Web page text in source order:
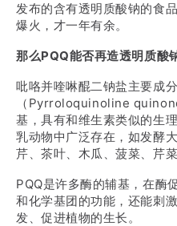
发布的含有透明质酸钠的食
爆火，才一年有余。
那么PQQ能否再造透明质酸
吡咯并喹啉醌二钠盐主要成
（Pyrroloquinoline
基，具有和维生素类似的生
乳动物中广泛存在，如发酵
芹、茶叶、木瓜、菠菜、芹菜
PQQ是许多酶的辅基，在酶
和化学基团的功能，还能刺
发、促进植物的生长。